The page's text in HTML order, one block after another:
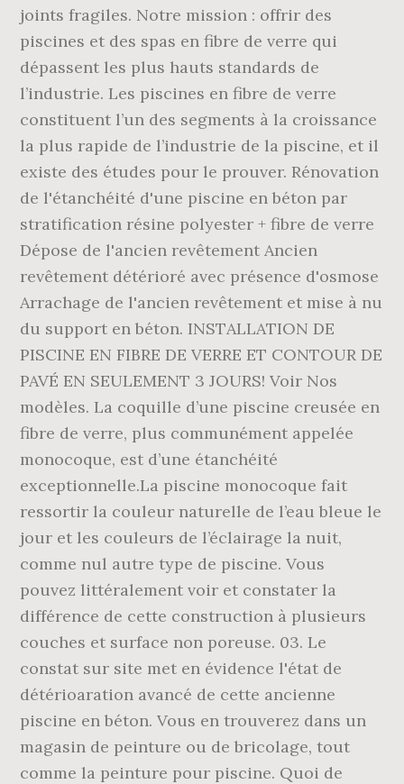
joints fragiles. Notre mission : offrir des
piscines et des spas en fibre de verre qui
dépassent les plus hauts standards de
l’industrie. Les piscines en fibre de verre
constituent l’un des segments à la croissance
la plus rapide de l’industrie de la piscine, et il
existe des études pour le prouver. Rénovation
de l'étanchéité d'une piscine en béton par
stratification résine polyester + fibre de verre
Dépose de l'ancien revêtement Ancien
revêtement détérioré avec présence d'osmose
Arrachage de l'ancien revêtement et mise à nu
du support en béton. INSTALLATION DE
PISCINE EN FIBRE DE VERRE ET CONTOUR DE
PAVÉ EN SEULEMENT 3 JOURS! Voir Nos
modèles. La coquille d’une piscine creusée en
fibre de verre, plus communément appelée
monocoque, est d’une étanchéité
exceptionnelle.La piscine monocoque fait
ressortir la couleur naturelle de l’eau bleue le
jour et les couleurs de l’éclairage la nuit,
comme nul autre type de piscine. Vous
pouvez littéralement voir et constater la
différence de cette construction à plusieurs
couches et surface non poreuse. 03. Le
constat sur site met en évidence l'état de
détérioaration avancé de cette ancienne
piscine en béton. Vous en trouverez dans un
magasin de peinture ou de bricolage, tout
comme la peinture pour piscine. Quoi de